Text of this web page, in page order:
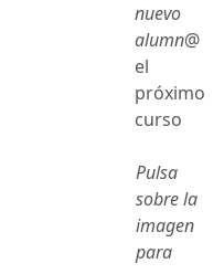
nuevo
alumn@
el
próximo
curso
Pulsa
sobre la
imagen
para